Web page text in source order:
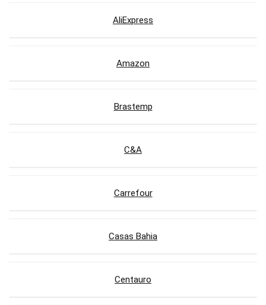
AliExpress
Amazon
Brastemp
C&A
Carrefour
Casas Bahia
Centauro